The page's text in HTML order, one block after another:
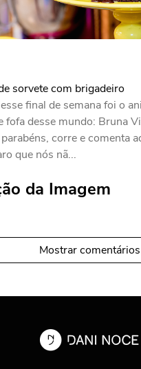
sorvete com brigadeiro
final de semana foi o
fofa desse mundo: Bruna
corre e comenta
que nós nã...
da Imagem
Mostrar comentários